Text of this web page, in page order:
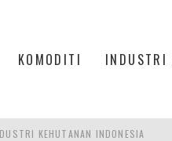
KOMODITI
KEHUTANAN INDONESIA